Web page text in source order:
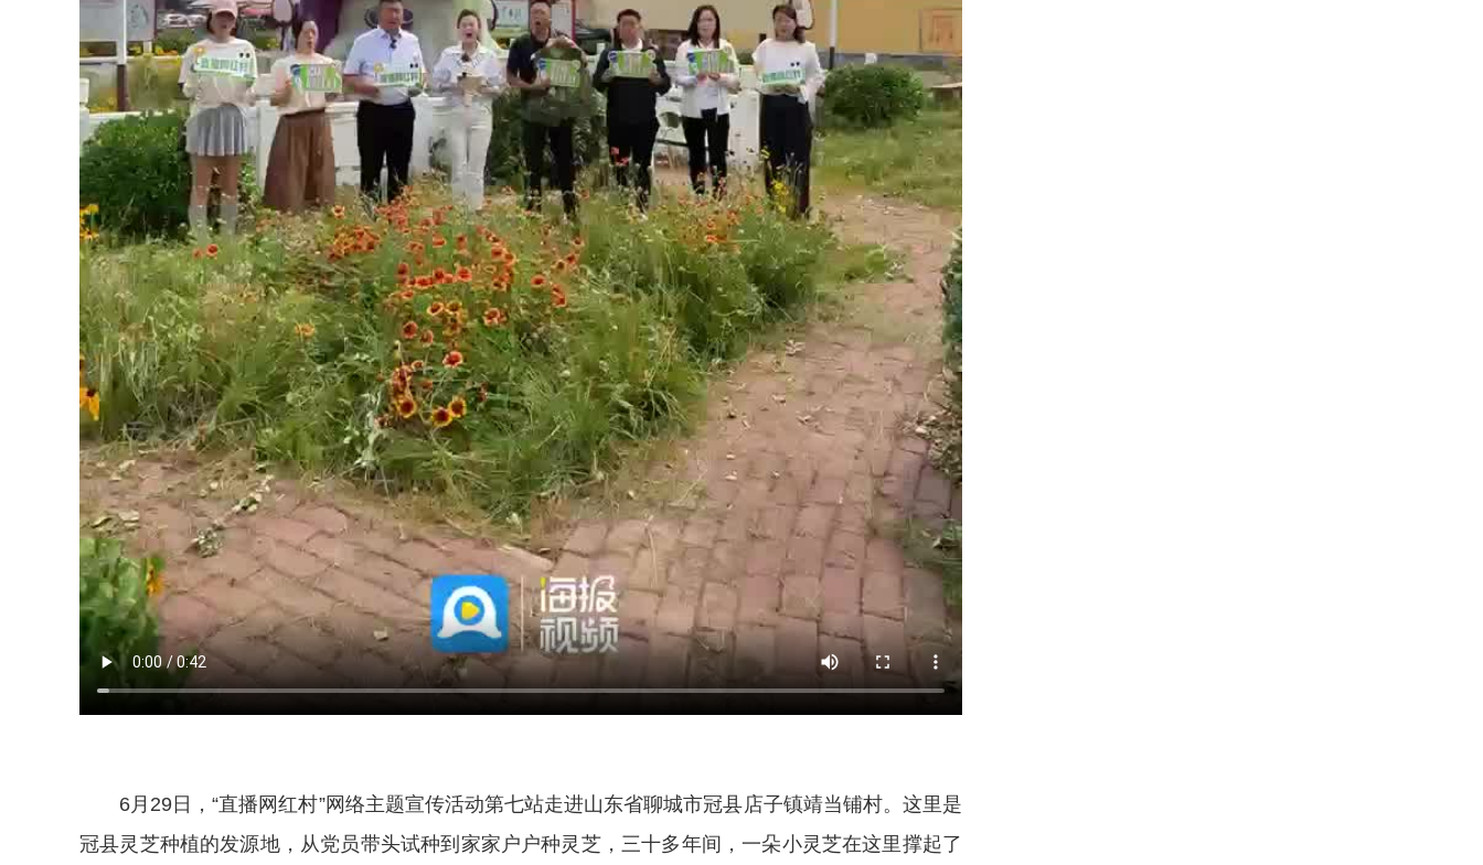
6月29日，“直播网红村”网络主题宣传活动第七站走进山东省聊城市冠县店子镇靖当铺村。这里是
冠县灵芝种植的发源地，从党员带头试种到家家户户种灵芝，三十多年间，一朵小灵芝在这里撑起了